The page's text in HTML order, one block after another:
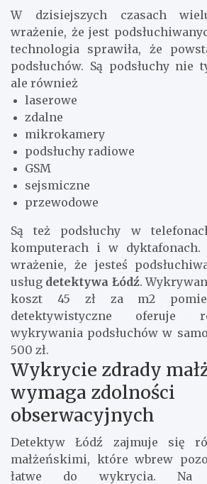
W dzisiejszych czasach
wrażenie, że jest
technologia sprawiła, że
podsłuchów. Są podsłuchy nie
ale również
laserowe
zdalne
mikrokamery
podsłuchy radiowe
GSM
sejsmiczne
przewodowe
Są też podsłuchy w
komputerach i w
wrażenie, że jesteś
usług detektywa Łódź.
koszt 45 zł za m2
detektywistyczne oferuje
wykrywania podsłuchów w
500 zł.
Wykrycie zdrady
wymaga zdolności
obserwacyjnych
Detektyw Łódź zajmuje się
małżeńskimi, które wbrew
łatwe do wykrycia. Na